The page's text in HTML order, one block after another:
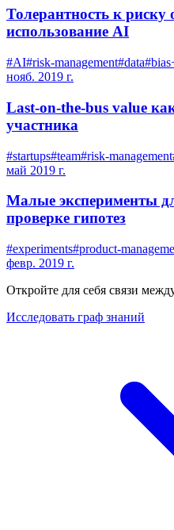
Толерантность к риску
использование AI
#AI#risk-management#data#bias
нояб. 2019 г.
Last-on-the-bus value
участника
#startups#team#risk-management
май 2019 г.
Малые эксперименты
проверке гипотез
#experiments#product-
февр. 2019 г.
Откройте для себя связи
Исследовать граф знаний